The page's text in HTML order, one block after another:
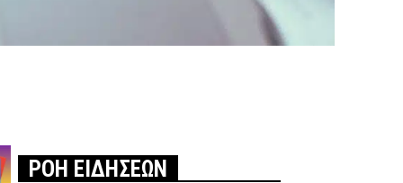
ΡΟΗ ΕΙΔΗΣΕΩΝ